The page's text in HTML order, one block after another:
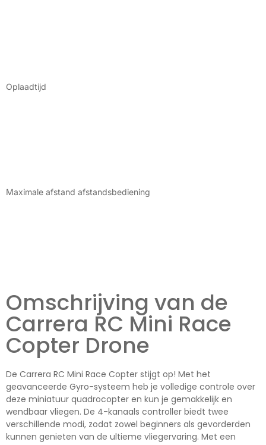
Oplaadtijd
Maximale afstand afstandsbediening
Omschrijving van de
Carrera RC Mini Race
Copter Drone
De Carrera RC Mini Race Copter stijgt op! Met het
geavanceerde Gyro-systeem heb je volledige controle over
deze miniatuur quadrocopter en kun je gemakkelijk en
wendbaar vliegen. De 4-kanaals controller biedt twee
verschillende modi, zodat zowel beginners als gevorderden
kunnen genieten van de ultieme vliegervaring. Met een